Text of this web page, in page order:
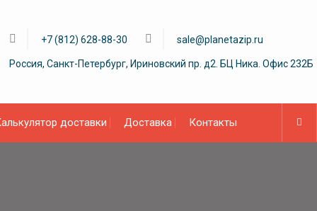
+7 (812) 628-88-30 sale@planetazip.ru
Россия, Санкт-Петербург, Ириновский пр. д2. БЦ Ника. Офис 232Б
доставки Доставка Контакты